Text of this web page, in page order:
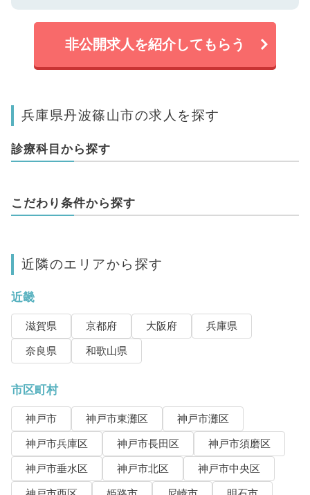
非公開求人を紹介してもらう
兵庫県丹波篠山市の求人を探す
診療科目から探す
こだわり条件から探す
近隣のエリアから探す
近畿
滋賀県 京都府 大阪府
兵庫県
奈良県
和歌山県
市区町村
神戸市 神戸市東灘区
神戸市灘区
神戸市兵庫区
神戸市長田区
神戸市須磨区
神戸市垂水区
神戸市北区
神戸市中央区